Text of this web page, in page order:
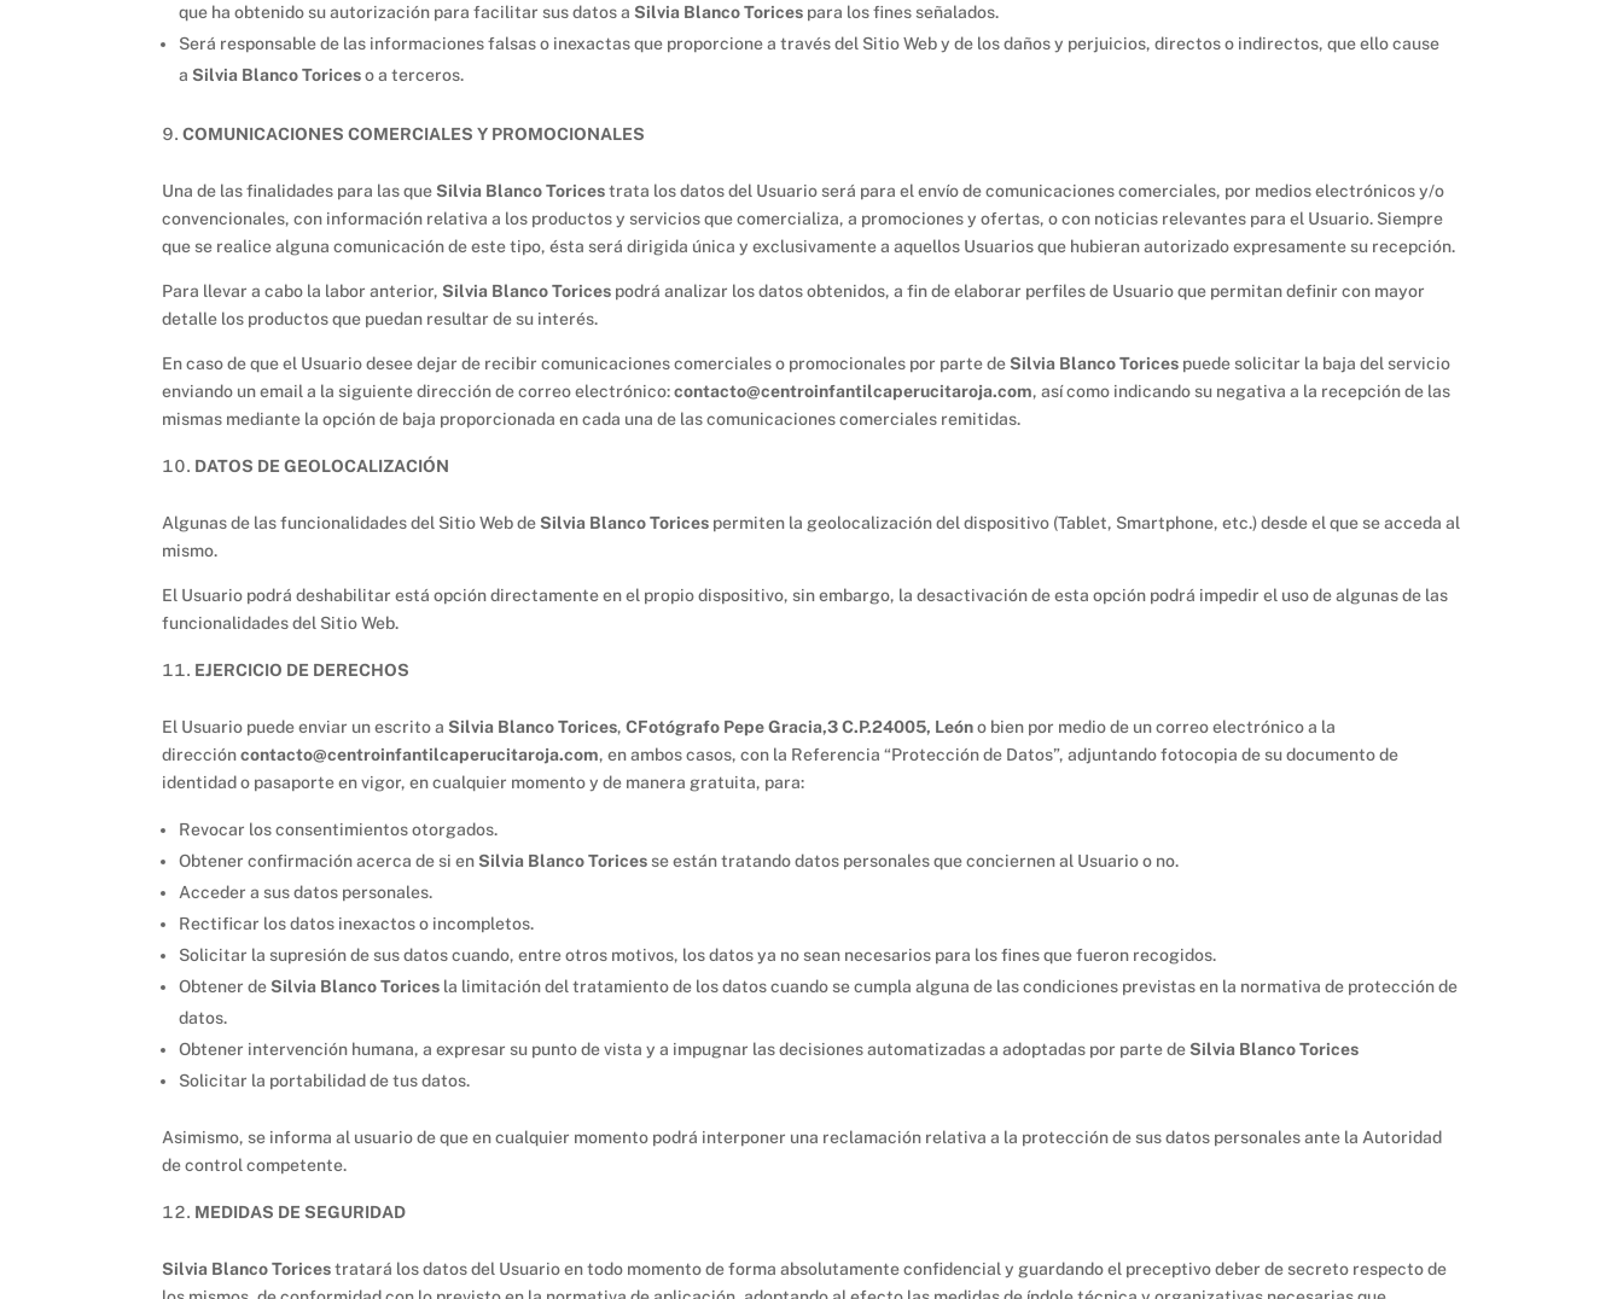
que ha obtenido su autorización para facilitar sus datos aSilvia Blanco Torices para los fines señalados.
Será responsable de las informaciones falsas o inexactas que proporcione a través del Sitio Web y de los daños y perjuicios, directos o indirectos, que ello cause
aSilvia Blanco Toriceso a terceros.
COMUNICACIONES COMERCIALES Y PROMOCIONALES
Una de las finalidades para las queSilvia Blanco Toricestrata los datos del Usuario será para el envío de comunicaciones comerciales, por medios electrónicos y/o
convencionales, con información relativa a los productos y servicios que comercializa, a promociones y ofertas, o con noticias relevantes para el Usuario. Siempre
que se realice alguna comunicación de este tipo, ésta será dirigida única y exclusivamente a aquellos Usuarios que hubieran autorizado expresamente su recepción.
Para llevar a cabo la labor anterior,Silvia Blanco Torices podrá analizar los datos obtenidos, a fin de elaborar perfiles de Usuario que permitan definir con mayor
detalle los productos que puedan resultar de su interés.
En caso de que el Usuario desee dejar de recibir comunicaciones comerciales o promocionales por parte deSilvia Blanco Torices puede solicitar la baja del servicio
enviando un email a la siguiente dirección de correo electrónico:contacto@centroinfantilcaperucitaroja.com, así como indicando su negativa a la recepción de las
mismas mediante la opción de baja proporcionada en cada una de las comunicaciones comerciales remitidas.
DATOS DE GEOLOCALIZACIÓN
Algunas de las funcionalidades del Sitio Web deSilvia Blanco Torices permiten la geolocalización del dispositivo (Tablet, Smartphone, etc.) desde el que se acceda al
mismo.
El Usuario podrá deshabilitar está opción directamente en el propio dispositivo, sin embargo, la desactivación de esta opción podrá impedir el uso de algunas de las
funcionalidades del Sitio Web.
EJERCICIO DE DERECHOS
El Usuario puede enviar un escrito aSilvia Blanco Torices,CFotógrafo Pepe Gracia,3 C.P.24005, Leóno bien por medio de un correo electrónico a la
direccióncontacto@centroinfantilcaperucitaroja.com, en ambos casos, con la Referencia “Protección de Datos”, adjuntando fotocopia de su documento de
identidad o pasaporte en vigor, en cualquier momento y de manera gratuita, para:
Revocar los consentimientos otorgados.
Obtener confirmación acerca de si enSilvia Blanco Toricesse están tratando datos personales que conciernen al Usuario o no.
Acceder a sus datos personales.
Rectificar los datos inexactos o incompletos.
Solicitar la supresión de sus datos cuando, entre otros motivos, los datos ya no sean necesarios para los fines que fueron recogidos.
Obtener deSilvia Blanco Torices la limitación del tratamiento de los datos cuando se cumpla alguna de las condiciones previstas en la normativa de protección de
datos.
Obtener intervención humana, a expresar su punto de vista y a impugnar las decisiones automatizadas a adoptadas por parte deSilvia Blanco Torices
Solicitar la portabilidad de tus datos.
Asimismo, se informa al usuario de que en cualquier momento podrá interponer una reclamación relativa a la protección de sus datos personales ante la Autoridad
de control competente.
MEDIDAS DE SEGURIDAD
Silvia Blanco Toricestratará los datos del Usuario en todo momento de forma absolutamente confidencial y guardando el preceptivo deber de secreto respecto de